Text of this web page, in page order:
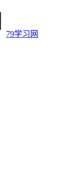
79学习网